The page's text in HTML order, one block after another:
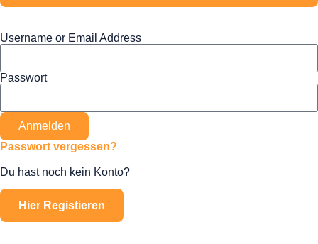
Username or Email Address
Passwort
Anmelden
Passwort vergessen?
Du hast noch kein Konto?
Hier Registieren